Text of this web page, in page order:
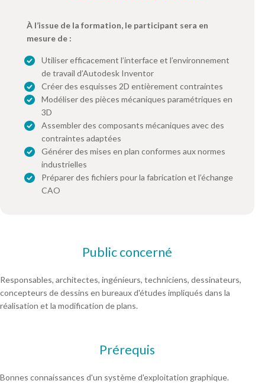
À l’issue de la formation, le participant sera en
mesure de :
Utiliser efficacement l’interface et l’environnement
de travail d’Autodesk Inventor
Créer des esquisses 2D entièrement contraintes
Modéliser des pièces mécaniques paramétriques en
3D
Assembler des composants mécaniques avec des
contraintes adaptées
Générer des mises en plan conformes aux normes
industrielles
Préparer des fichiers pour la fabrication et l’échange
CAO
Public concerné
Responsables, architectes, ingénieurs, techniciens, dessinateurs,
concepteurs de dessins en bureaux d'études impliqués dans la
réalisation et la modification de plans.
Prérequis
Bonnes connaissances d'un système d'exploitation graphique.